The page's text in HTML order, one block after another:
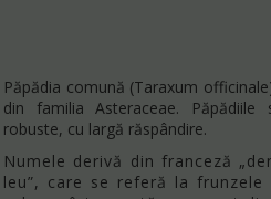
Păpădia comună (Taraxum
din familia Asteraceae. Păpădiile
robuste, cu largă răspândire.
Numele derivă din franceză
leu”, care se referă la